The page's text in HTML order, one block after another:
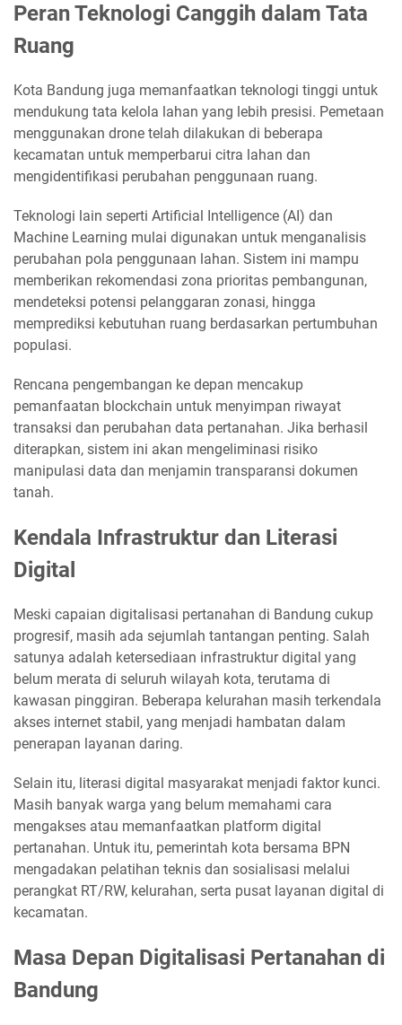
Peran Teknologi Canggih dalam Tata
Ruang
Kota Bandung juga memanfaatkan teknologi tinggi untuk
mendukung tata kelola lahan yang lebih presisi. Pemetaan
menggunakan drone telah dilakukan di beberapa
kecamatan untuk memperbarui citra lahan dan
mengidentifikasi perubahan penggunaan ruang.
Teknologi lain seperti Artificial Intelligence (AI) dan
Machine Learning mulai digunakan untuk menganalisis
perubahan pola penggunaan lahan. Sistem ini mampu
memberikan rekomendasi zona prioritas pembangunan,
mendeteksi potensi pelanggaran zonasi, hingga
memprediksi kebutuhan ruang berdasarkan pertumbuhan
populasi.
Rencana pengembangan ke depan mencakup
pemanfaatan blockchain untuk menyimpan riwayat
transaksi dan perubahan data pertanahan. Jika berhasil
diterapkan, sistem ini akan mengeliminasi risiko
manipulasi data dan menjamin transparansi dokumen
tanah.
Kendala Infrastruktur dan Literasi
Digital
Meski capaian digitalisasi pertanahan di Bandung cukup
progresif, masih ada sejumlah tantangan penting. Salah
satunya adalah ketersediaan infrastruktur digital yang
belum merata di seluruh wilayah kota, terutama di
kawasan pinggiran. Beberapa kelurahan masih terkendala
akses internet stabil, yang menjadi hambatan dalam
penerapan layanan daring.
Selain itu, literasi digital masyarakat menjadi faktor kunci.
Masih banyak warga yang belum memahami cara
mengakses atau memanfaatkan platform digital
pertanahan. Untuk itu, pemerintah kota bersama BPN
mengadakan pelatihan teknis dan sosialisasi melalui
perangkat RT/RW, kelurahan, serta pusat layanan digital di
kecamatan.
Masa Depan Digitalisasi Pertanahan di
Bandung